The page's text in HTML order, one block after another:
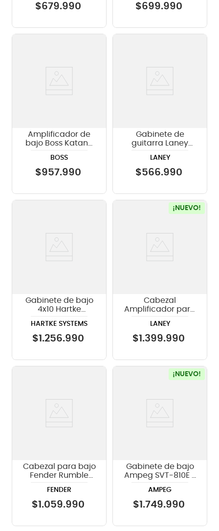
$679.990 $699.990
Amplificador de
bajo Boss Katana
BOSS
$957.990
Gabinete de
guitarra Laney
LANEY
$566.990
Gabinete de bajo
4x10 Hartke
1000W
HARTKE SYSTEMS
$1 .256.990
¡NUEVO!
Cabezal
Amplificador para
East Signature
BCC-DB-EAST
LANEY
$1 .399.990
Cabezal para bajo
Fender Rumble
FENDER
$1 .059.990
¡NUEVO!
Gabinete de bajo
Ampeg SVT-810E -
AMPEG
$1 .749.990